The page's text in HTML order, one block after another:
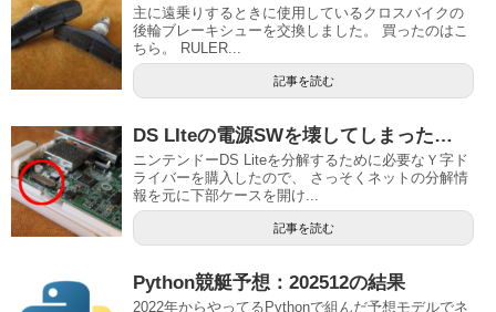
主に遠乗りするときに使用しているクロスバイクの
後輪ブレーキシューを交換しました。 買ったのはこ
ちら。 RULER...
記事を読む
DS LIteの電源SWを壊してしまった…
ニンテンドーDS Liteを分解するために必要なＹ字ド
ライバーを購入したので、 さっそくネットの分解情
報を元に下部ケースを開け...
記事を読む
Python競艇予想：202512の結果
2022年からやってるPythonで組んだ予想モデルでネ